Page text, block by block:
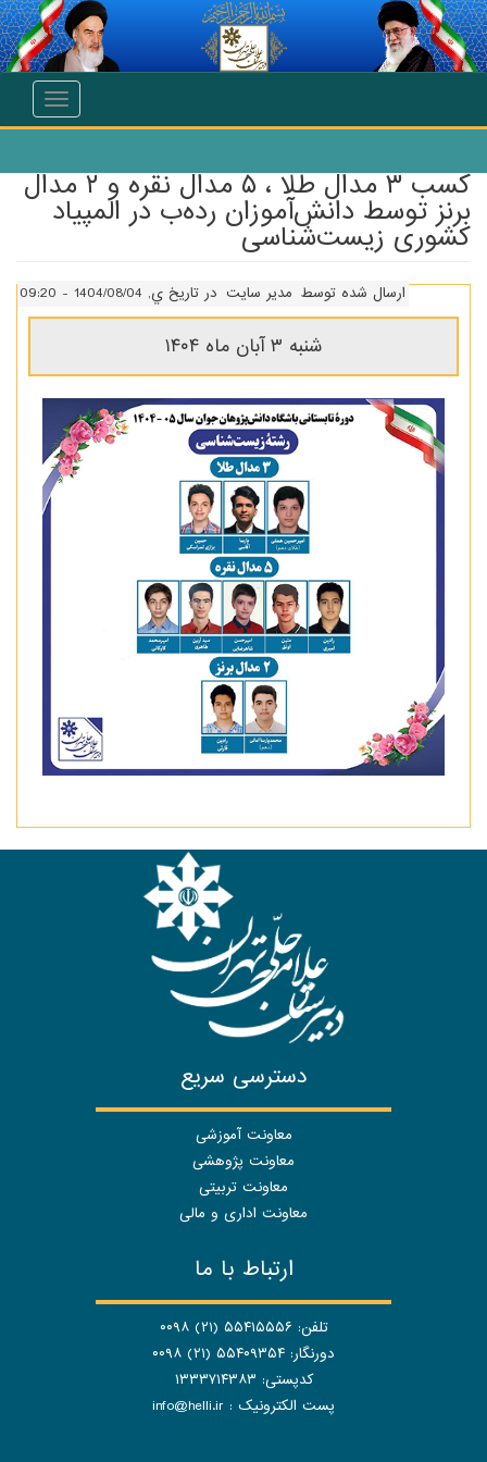
انتقال به محتوای اصلی
Toggle
کسب ۳ مدال طلا ، ۵ مدال نقره و ۲ مدال
برنز توسط دانش‌آموزان رده‌ب در المپیاد
کشوری زیست‌شناسی
ارسال شده توسط مدیر سایت در تاریخ ي, 1404/08/04 - 09:20
شنبه ۳ آبان ماه ۱۴۰۴
دسترسی سریع
معاونت آموزشی
معاونت پژوهشی
معاونت تربیتی
معاونت اداری و مالی
ارتباط با ما
تلفن: ۵۵۴۱۵۵۵۶ (۲۱) ۰۰۹۸
دورنگار: ۵۵۴۰۹۳۵۴ (۲۱) ۰۰۹۸
کدپستی: ۱۳۳۳۷۱۴۳۸۳
پست الکترونیک : info@helli.ir